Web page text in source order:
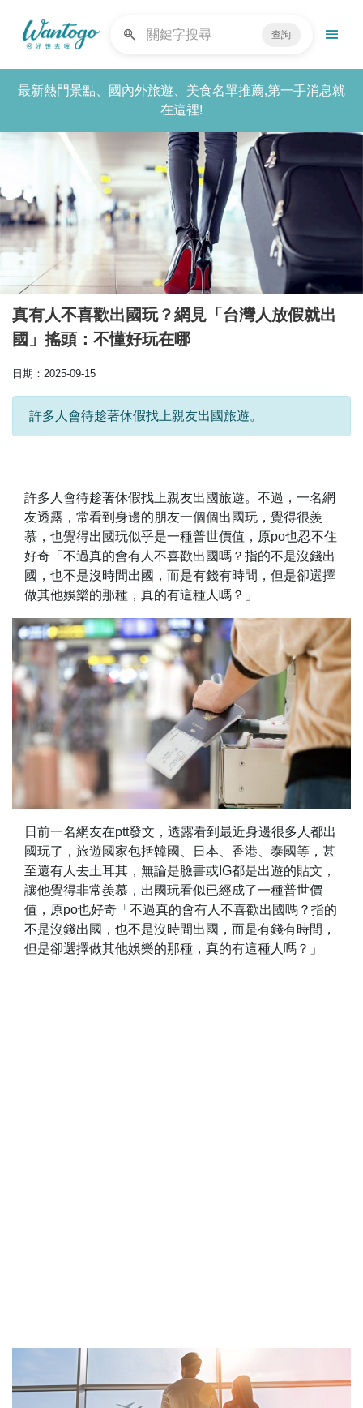
查詢
最新熱門景點、國內外旅遊、美食名單推薦,第一手消息就
在這裡!
真有人不喜歡出國玩？網見「台灣人放假就出
國」搖頭：不懂好玩在哪
日期：2025-09-15
許多人會待趁著休假找上親友出國旅遊。
許多人會待趁著休假找上親友出國旅遊。不過，一名網
友透露，常看到身邊的朋友一個個出國玩，覺得很羨
慕，也覺得出國玩似乎是一種普世價值，原po也忍不住
好奇「不過真的會有人不喜歡出國嗎？指的不是沒錢出
國，也不是沒時間出國，而是有錢有時間，但是卻選擇
做其他娛樂的那種，真的有這種人嗎？」
日前一名網友在ptt發文，透露看到最近身邊很多人都出
國玩了，旅遊國家包括韓國、日本、香港、泰國等，甚
至還有人去土耳其，無論是臉書或IG都是出遊的貼文，
讓他覺得非常羨慕，出國玩看似已經成了一種普世價
值，原po也好奇「不過真的會有人不喜歡出國嗎？指的
不是沒錢出國，也不是沒時間出國，而是有錢有時間，
但是卻選擇做其他娛樂的那種，真的有這種人嗎？」